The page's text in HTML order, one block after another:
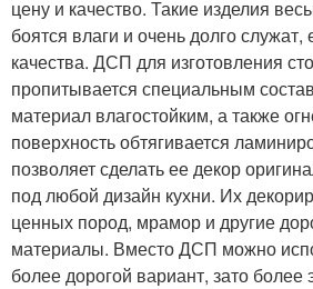
цену и качество. Такие изделия
боятся влаги и очень долго
качества. ДСП для изготовления
пропитывается специальным
материал влагостойким, а также
поверхность обтягивается
позволяет сделать ее декор
под любой дизайн кухни. Их
ценных пород, мрамор и другие
материалы. Вместо ДСП можно
более дорогой вариант, зато более